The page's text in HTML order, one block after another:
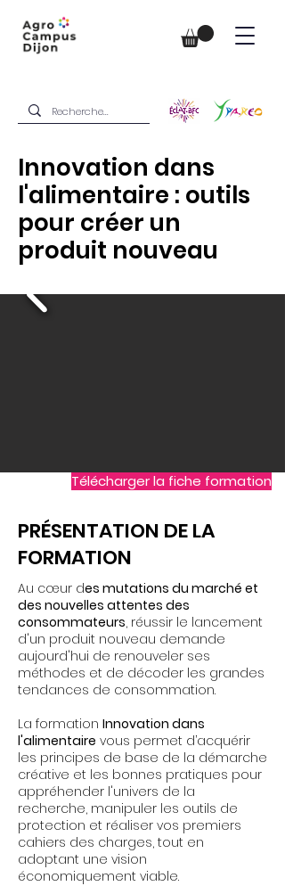
Innovation dans
l'alimentaire : outils
pour créer un
produit nouveau
Télécharger la fiche formation
PRÉSENTATION DE LA
FORMATION
Au cœur des mutations du marché et
des nouvelles attentes des
consommateurs, réussir le lancement
d'un produit nouveau demande
aujourd'hui de renouveler ses
méthodes et de décoder les grandes
tendances de consommation.
La formation Innovation dans
l'alimentaire vous permet d’acquérir
les principes de base de la démarche
créative et les bonnes pratiques pour
appréhender l'univers de la
recherche, manipuler les outils de
protection et réaliser vos premiers
cahiers des charges, tout en
adoptant une vision
économiquement viable.